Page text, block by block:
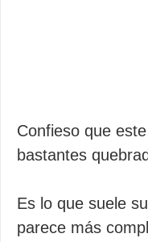
Confieso que
bastantes
Es lo que suele
parece más